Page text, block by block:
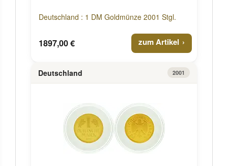
Deutschland : 1 DM Goldmünze 2001 Stgl.
1897,00 € zum Artikel
Deutschland 2001